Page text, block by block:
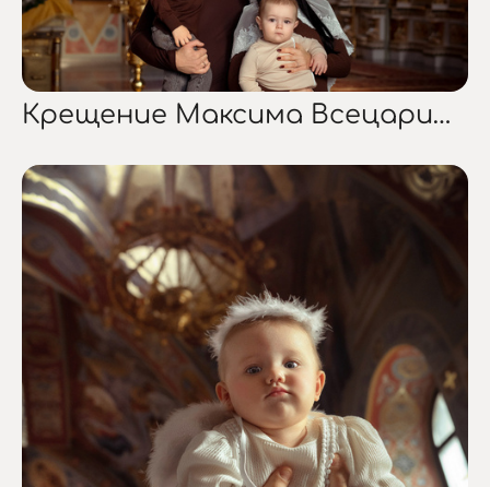
Крещение Максима Всецарица